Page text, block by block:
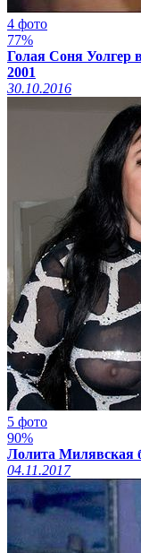
4 фото
77%
Голая Соня Уолгер
2001
30.10.2016
5 фото
90%
Лолита Милявская
04.11.2017